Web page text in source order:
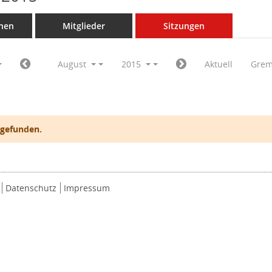
Mitglieder Sitzungen
August 2015 Aktuell
Datenschutz Impressum